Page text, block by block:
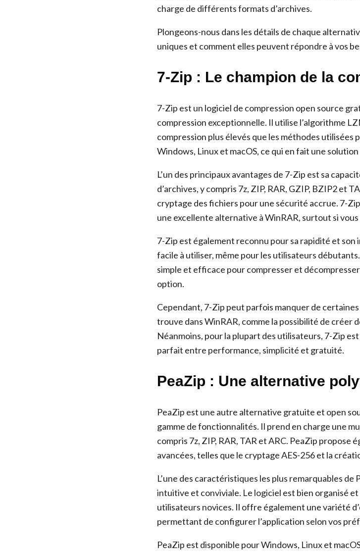
charge de différents formats d’archives.
Plongeons-nous dans les détails de chaque
uniques et comment elles peuvent répondre à vos
7-Zip : Le champion de la
7-Zip est un logiciel de compression open source
compression exceptionnelle. Il utilise l’algorithme
compression plus élevés que les méthodes utilisées
Windows, Linux et macOS, ce qui en fait une
L’un des principaux avantages de 7-Zip est sa
d’archives, y compris 7z, ZIP, RAR, GZIP, BZIP2 et
cryptage des fichiers pour une sécurité accrue. 7-
une excellente alternative à WinRAR, surtout si
7-Zip est également reconnu pour sa rapidité et
facile à utiliser, même pour les utilisateurs
simple et efficace pour compresser et
option.
Cependant, 7-Zip peut parfois manquer de
trouve dans WinRAR, comme la possibilité de créer
Néanmoins, pour la plupart des utilisateurs, 7-Zip
parfait entre performance, simplicité et gratuité.
PeaZip : Une alternative
PeaZip est une autre alternative gratuite et open
gamme de fonctionnalités. Il prend en charge une
compris 7z, ZIP, RAR, TAR et ARC. PeaZip propose
avancées, telles que le cryptage AES-256 et la
L’une des caractéristiques les plus remarquables
intuitive et conviviale. Le logiciel est bien organisé
utilisateurs novices. Il offre également une variété
permettant de configurer l’application selon vos
PeaZip est disponible pour Windows, Linux et